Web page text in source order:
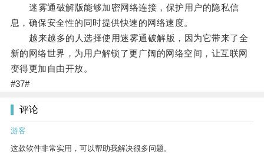
迷雾通破解版能够加密网络连接，保护用户的隐私信
息，确保安全性的同时提供快速的网络速度。
越来越多的人选择使用迷雾通破解版，因为它带来了全
新的网络世界，为用户解锁了更广阔的网络空间，让互联网
变得更加自由开放。
#37#
评论
游客
这款软件非常实用，可以帮助我解决很多问题。